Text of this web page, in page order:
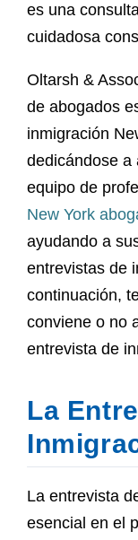
es una
cuidadosa
Oltarsh &
de abogados
inmigración
dedicándose a
equipo de
New York
ayudando a
entrevistas de
continuación,
conviene o no
entrevista de
La
La entrevista
esencial en el